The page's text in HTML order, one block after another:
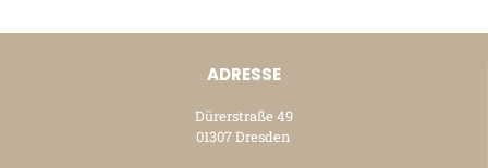
ADRESSE
Dürerstraße 49
01307 Dresden